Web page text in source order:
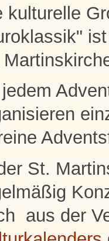
kulturelle
St.
aus der